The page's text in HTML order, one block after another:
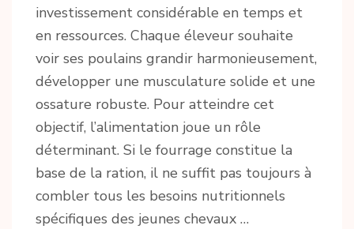
investissement considérable en temps et
en ressources. Chaque éleveur souhaite
voir ses poulains grandir harmonieusement,
développer une musculature solide et une
ossature robuste. Pour atteindre cet
objectif, l’alimentation joue un rôle
déterminant. Si le fourrage constitue la
base de la ration, il ne suffit pas toujours à
combler tous les besoins nutritionnels
spécifiques des jeunes chevaux …